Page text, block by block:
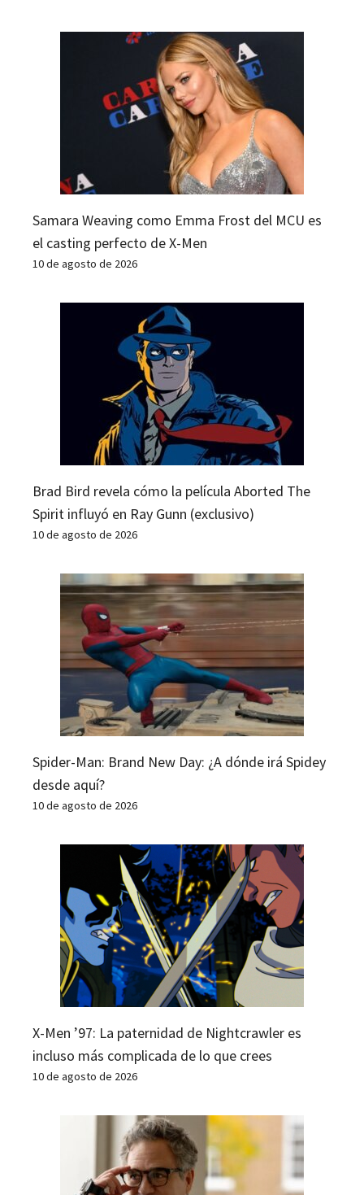
Samara Weaving como Emma Frost del MCU es
el casting perfecto de X-Men
10 de agosto de 2026
Brad Bird revela cómo la película Aborted The
Spirit influyó en Ray Gunn (exclusivo)
10 de agosto de 2026
Spider-Man: Brand New Day: ¿A dónde irá Spidey
desde aquí?
10 de agosto de 2026
X-Men ’97: La paternidad de Nightcrawler es
incluso más complicada de lo que crees
10 de agosto de 2026